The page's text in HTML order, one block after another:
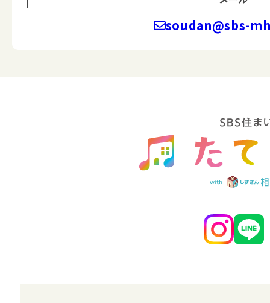
soudan@sbs-